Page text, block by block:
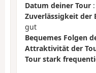
Datum deiner Tour
Zuverlässigkeit der
gut
Bequemes Folgen
Attraktivität der
Tour stark